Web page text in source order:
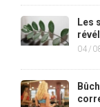
Les
04/